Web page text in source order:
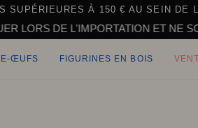
SUPÉRIEURES À 150 € AU SEIN DE
L'IMPORTATION ET NE SONT
ŒUFS FIGURINES EN BOIS